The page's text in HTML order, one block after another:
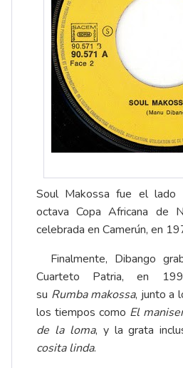
Soul Makossa fue el
octava Copa Africana de
celebrada en Camerún, en
Finalmente, Dibango
Cuarteto Patria, en
su Rumba makossa, junto a
los tiempos como El
de la loma, y la grata
cosita linda.